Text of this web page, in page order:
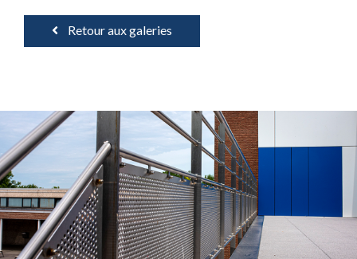
Retour aux galeries